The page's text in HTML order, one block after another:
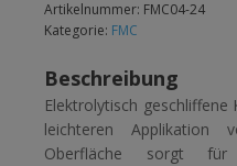
Artikelnummer: FMC04-24
Kategorie: FMC
Beschreibung
Elektrolytisch
leichteren Applikation
Oberfläche sorgt